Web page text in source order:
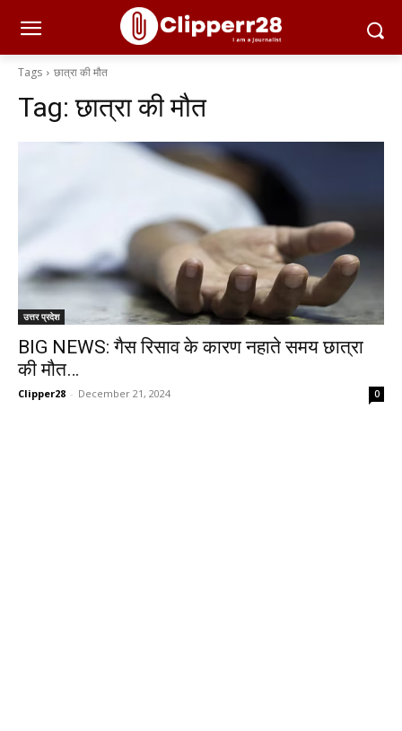
Tags छात्रा की मौत
Tag:छात्रा की मौत
उत्तर प्रदेश
BIG NEWS: गैस रिसाव के कारण नहाते समय छात्रा
की मौत…
Clipper28 - December 21, 2024 0